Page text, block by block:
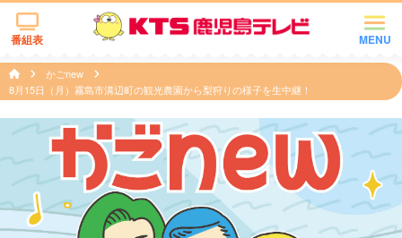
MENU
番組表
かごnew
8月15日（月）霧島市溝辺町の観光農園から梨狩りの様子を生中継！